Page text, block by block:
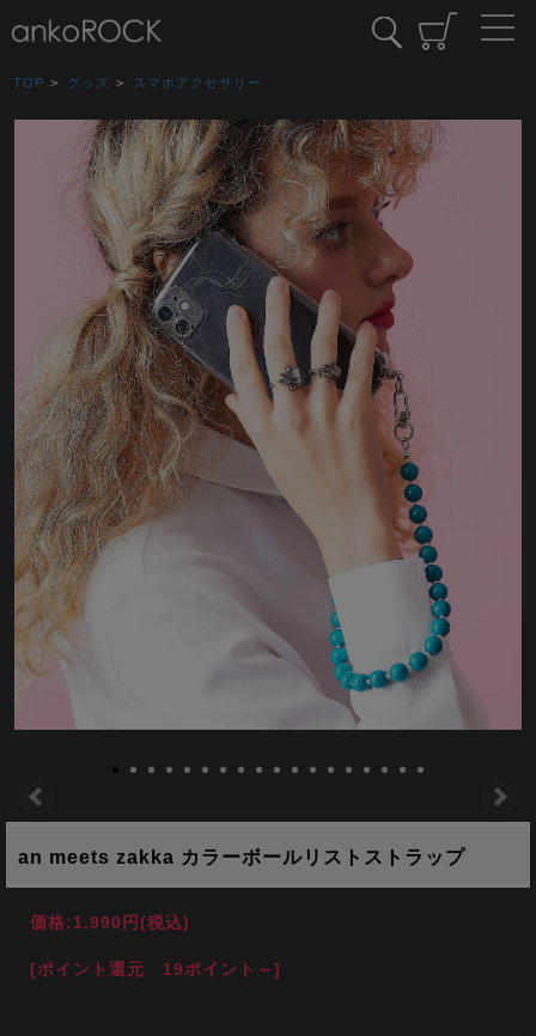
TOP > グッズ > スマホアクセサリー
an meets zakka カラーボールリストストラップ
価格:1,990円(税込)
[ポイント還元 19ポイント～]